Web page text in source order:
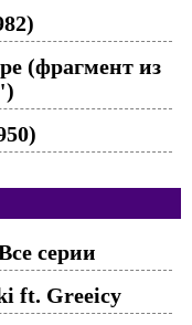
(фрагмент из
серии
ft. Greeicy